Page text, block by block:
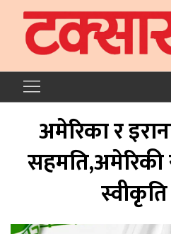
अमेरिका र
सहमति,अमेरिकी